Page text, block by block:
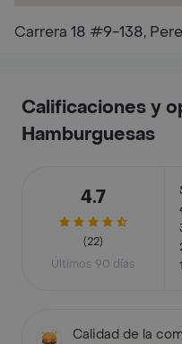
Carrera 18 #9-138,
Calificaciones y
Hamburguesas
4.7
(22)
Últimos 90 días
1
Calidad de la